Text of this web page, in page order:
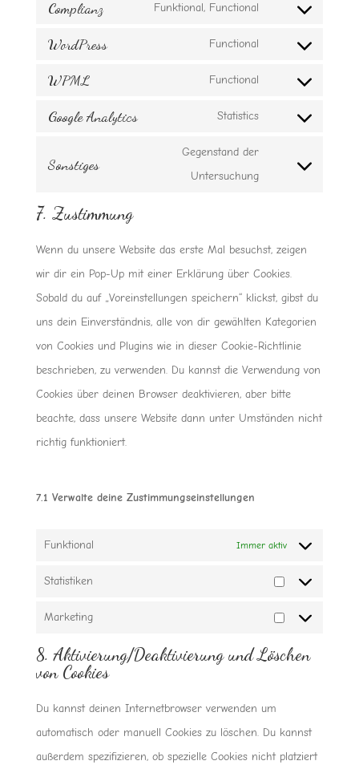
Complianz
Funktional, Functional
Consent
complianz
WordPress
Functional
Consent
wordpress
WPML
Functional
Consent
Google Analytics
Statistics
Consent
service
Sonstiges
Gegenstand der
Untersuchung
Consent
sonstiges
7. Zustimmung
Wenn du unsere Website das erste Mal besuchst, zeigen
wir dir ein Pop-Up mit einer Erklärung über Cookies.
Sobald du auf „Voreinstellungen speichern“ klickst, gibst du
uns dein Einverständnis, alle von dir gewählten Kategorien
von Cookies und Plugins wie in dieser Cookie-Richtlinie
beschrieben, zu verwenden. Du kannst die Verwendung von
Cookies über deinen Browser deaktivieren, aber bitte
beachte, dass unsere Website dann unter Umständen nicht
richtig funktioniert.
7.1 Verwalte deine Zustimmungseinstellungen
Funktional Immer aktiv
Statistiken
Marketing
8. Aktivierung/Deaktivierung und Löschen
von Cookies
Du kannst deinen Internetbrowser verwenden um
automatisch oder manuell Cookies zu löschen. Du kannst
außerdem spezifizieren, ob spezielle Cookies nicht platziert